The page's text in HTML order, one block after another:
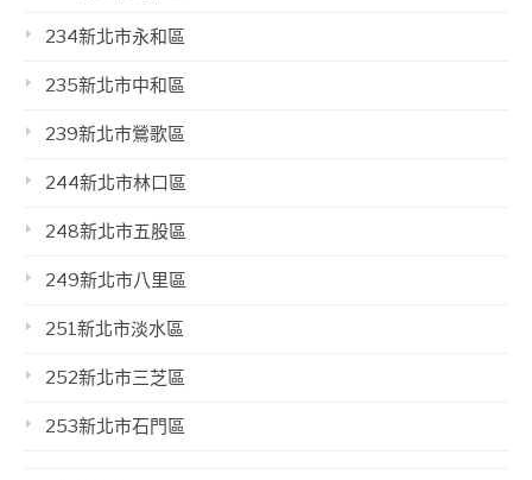
234新北市永和區
235新北市中和區
239新北市鶯歌區
244新北市林口區
248新北市五股區
249新北市八里區
251新北市淡水區
252新北市三芝區
253新北市石門區